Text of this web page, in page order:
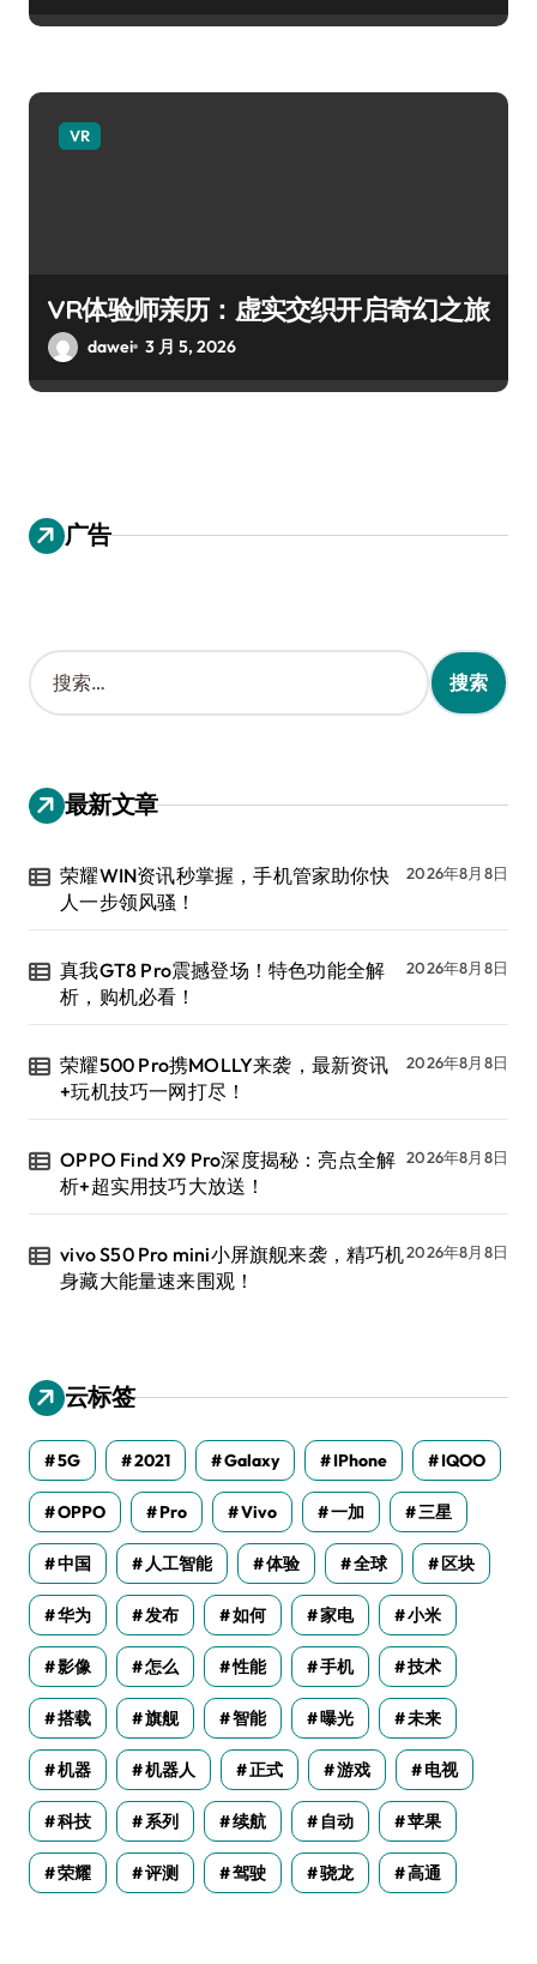
VR
VR体验师亲历：虚实交织开启奇幻之旅
dawei 3 月 5, 2026
广告
搜
索
：
最新文章
荣耀WIN资讯秒掌握，手机管家助你快
人一步领风骚！
2026年8月8日
真我GT8 Pro震撼登场！特色功能全解
析，购机必看！
2026年8月8日
荣耀500 Pro携MOLLY来袭，最新资讯
+玩机技巧一网打尽！
2026年8月8日
OPPO Find X9 Pro深度揭秘：亮点全解
析+超实用技巧大放送！
2026年8月8日
vivo S50 Pro mini小屏旗舰来袭，精巧机
身藏大能量速来围观！
2026年8月8日
云标签
5G 2021 Galaxy IPhone IQOO
OPPO Pro Vivo 一加 三星
中国 人工智能 体验 全球 区块
华为 发布 如何 家电 小米
影像 怎么 性能 手机 技术
搭载 旗舰 智能 曝光 未来
机器 机器人 正式 游戏 电视
科技 系列 续航 自动 苹果
荣耀 评测 驾驶 骁龙 高通